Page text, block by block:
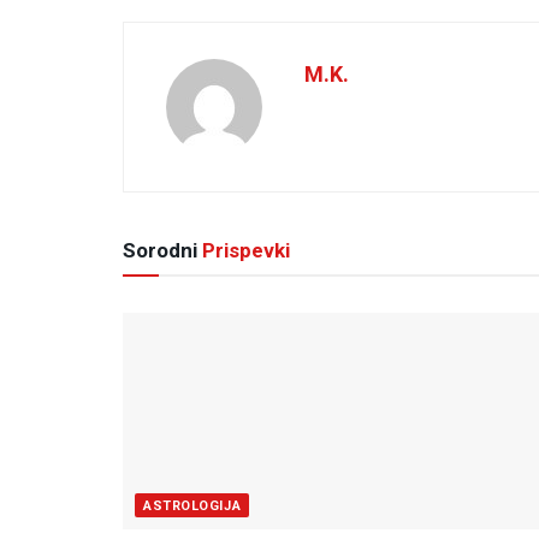
M.K.
Sorodni Prispevki
ASTROLOGIJA